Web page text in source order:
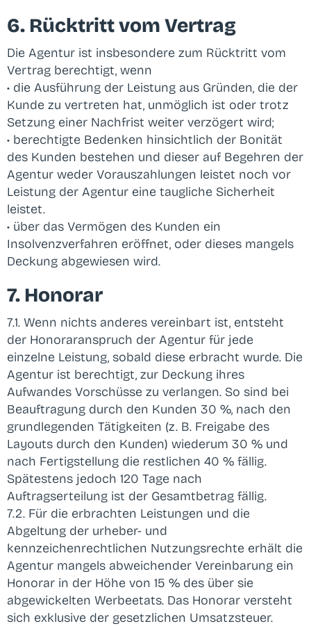
6. Rücktritt vom Vertrag
Die Agentur ist insbesondere zum Rücktritt vom
Vertrag berechtigt, wenn
• die Ausführung der Leistung aus Gründen, die der
Kunde zu vertreten hat, unmöglich ist oder trotz
Setzung einer Nachfrist weiter verzögert wird;
• berechtigte Bedenken hinsichtlich der Bonität
des Kunden bestehen und dieser auf Begehren der
Agentur weder Vorauszahlungen leistet noch vor
Leistung der Agentur eine taugliche Sicherheit
leistet.
• über das Vermögen des Kunden ein
Insolvenzverfahren eröffnet, oder dieses mangels
Deckung abgewiesen wird.
7. Honorar
7.1. Wenn nichts anderes vereinbart ist, entsteht
der Honoraranspruch der Agentur für jede
einzelne Leistung, sobald diese erbracht wurde. Die
Agentur ist berechtigt, zur Deckung ihres
Aufwandes Vorschüsse zu verlangen. So sind bei
Beauftragung durch den Kunden 30 %, nach den
grundlegenden Tätigkeiten (z. B. Freigabe des
Layouts durch den Kunden) wiederum 30 % und
nach Fertigstellung die restlichen 40 % fällig.
Spätestens jedoch 120 Tage nach
Auftragserteilung ist der Gesamtbetrag fällig.
7.2. Für die erbrachten Leistungen und die
Abgeltung der urheber- und
kennzeichenrechtlichen Nutzungsrechte erhält die
Agentur mangels abweichender Vereinbarung ein
Honorar in der Höhe von 15 % des über sie
abgewickelten Werbeetats. Das Honorar versteht
sich exklusive der gesetzlichen Umsatzsteuer.